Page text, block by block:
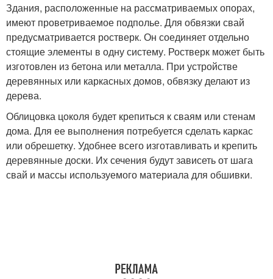
Здания, расположенные на рассматриваемых опорах,
имеют проветриваемое подполье. Для обвязки свай
предусматривается ростверк. Он соединяет отдельно
стоящие элементы в одну систему. Ростверк может быть
изготовлен из бетона или металла. При устройстве
деревянных или каркасных домов, обвязку делают из
дерева.
Облицовка цоколя будет крепиться к сваям или стенам
дома. Для ее выполнения потребуется сделать каркас
или обрешетку. Удобнее всего изготавливать и крепить
деревянные доски. Их сечения будут зависеть от шага
свай и массы используемого материала для обшивки.